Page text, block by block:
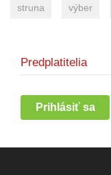
struna výber
Predplatitelia
Prihlásiť sa